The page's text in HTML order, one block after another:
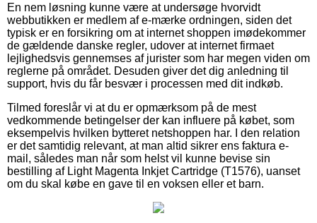
En nem løsning kunne være at undersøge hvorvidt
webbutikken er medlem af e-mærke ordningen, siden det
typisk er en forsikring om at internet shoppen imødekommer
de gældende danske regler, udover at internet firmaet
lejlighedsvis gennemses af jurister som har megen viden om
reglerne på området. Desuden giver det dig anledning til
support, hvis du får besvær i processen med dit indkøb.
Tilmed foreslår vi at du er opmærksom på de mest
vedkommende betingelser der kan influere på købet, som
eksempelvis hvilken bytteret netshoppen har. I den relation
er det samtidig relevant, at man altid sikrer ens faktura e-
mail, således man når som helst vil kunne bevise sin
bestilling af Light Magenta Inkjet Cartridge (T1576), uanset
om du skal købe en gave til en voksen eller et barn.